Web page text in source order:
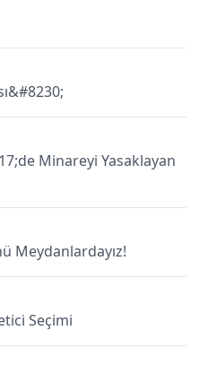
Minareyi Yasaklayan
Meydanlardayız!
Seçimi